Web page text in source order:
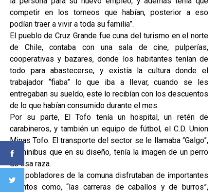
competir en los torneos que habían, posterior a eso
podían traer a vivir a toda su familia”.
El pueblo de Cruz Grande fue cuna del turismo en el norte
de Chile, contaba con una sala de cine, pulperías,
cooperativas y bazares, donde los habitantes tenían de
todo para abastecerse, y existía la cultura donde el
trabajador “fiaba” lo que iba a llevar, cuando se les
entregaban su sueldo, este lo recibían con los descuentos
de lo que habían consumido durante el mes.
Por su parte, El Tofo tenía un hospital, un retén de
carabineros, y también un equipo de fútbol, el C.D. Union
Minas Tofo. El transporte del sector se le llamaba “Galgo”,
un minibus que en su diseño, tenía la imagen de un perro
de esa raza.
Los pobladores de la comuna disfrutaban de importantes
eventos como, “las carreras de caballos y de burros”,